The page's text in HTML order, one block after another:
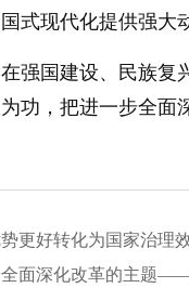
式现代化提供强大
强国建设、民族
功，把进一步全面
更好转化为国家治理
面深化改革的主题